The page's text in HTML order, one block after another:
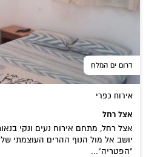
דרום ים המלח
אירוח כפרי
אצל רחל
אצל רחל, מתחם אירוח נעים ונקי
יושב אל מול הנוף ההרים העוצמתי
"הפטריה"...